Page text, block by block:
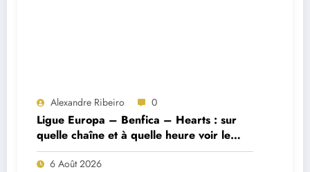
Alexandre Ribeiro 0
Ligue Europa – Benfica – Hearts : sur
quelle chaîne et à quelle heure voir le
match ?
6 Août 2026